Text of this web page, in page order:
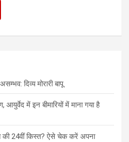
दिव्य मोरारी बापू
में इन बीमारियों में माना गया है
की 24वीं किस्त? ऐसे चेक करें अपना